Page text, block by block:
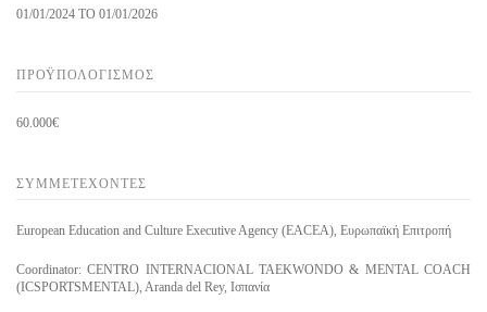
01/01/2024 TO 01/01/2026
ΠΡΟΫΠΟΛΟΓΙΣΜΌΣ
60.000€
ΣΥΜΜΕΤΈΧΟΝΤΕΣ
European Education and Culture Executive Agency (EACEA), Ευρωπαϊκή Επιτροπή
Coordinator: CENTRO INTERNACIONAL TAEKWONDO & MENTAL COACH
(ICSPORTSMENTAL), Aranda del Rey, Ισπανία